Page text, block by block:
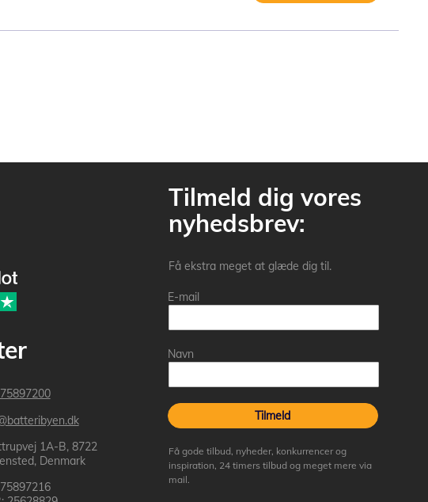
1A-B, 8722
Denmark
Tilmeld dig vores
nyhedsbrev:
Få ekstra meget at glæde dig til.
E-mail
Navn
Tilmeld
Få gode tilbud, nyheder, konkurrencer og
inspiration, 24 timers tilbud og meget mere via
mail.